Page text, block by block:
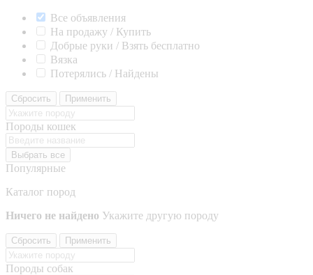
Все объявления
На продажу / Купить
Добрые руки / Взять бесплатно
Вязка
Потерялись / Найдены
Сбросить Применить
Породы кошек
Выбрать все
Популярные
Каталог пород
Ничего не найдено Укажите другую породу
Сбросить Применить
Породы собак